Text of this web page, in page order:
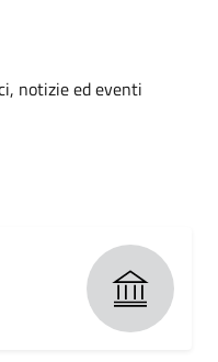
notizie ed eventi